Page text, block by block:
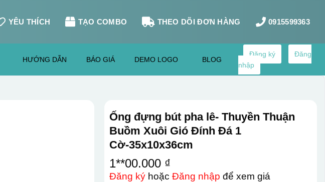
YÊU THÍCH TẠO COMBO THEO DÕI ĐƠN HÀNG 0915599363
HƯỚNG DẪN BÁO GIÁ DEMO LOGO BLOG
Đăng ký
Đăng
nhập
Ống đựng bút pha lê- Thuyền Thuận
Buồm Xuôi Gió Đính Đá 1
Cờ-35x10x36cm
1**00.000 ₫
Đăng kýhoặc Đăng nhập để xem giá